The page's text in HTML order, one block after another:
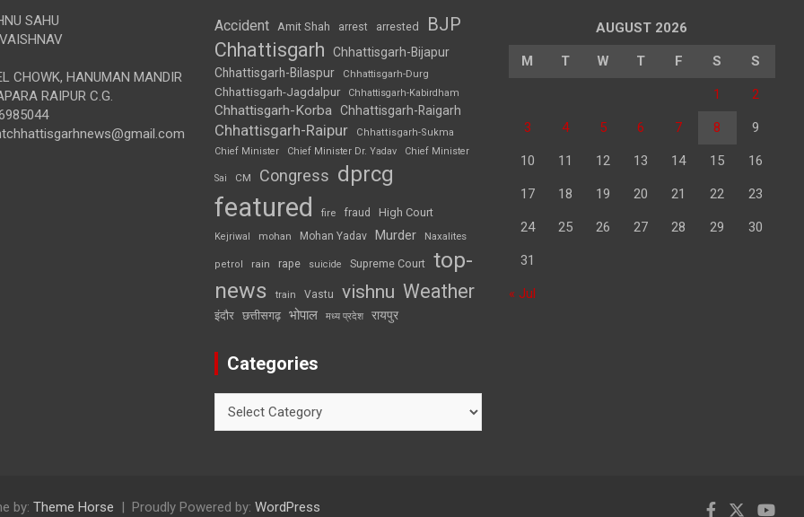
SAHU
CHOWK, HANUMAN MANDIR
RAIPUR C.G.
Accident Amit Shah arrest arrested BJP
Chhattisgarh
Chhattisgarh-Bijapur
Chhattisgarh-Bilaspur
Chhattisgarh-Durg
Chhattisgarh-Jagdalpur Chhattisgarh-Kabirdham
Chhattisgarh-Korba Chhattisgarh-Raigarh
Chhattisgarh-Raipur
Chhattisgarh-Sukma
Chief Minister
Chief Minister Dr. Yadav Chief Minister
Sai CM Congress dprcg
featured fire fraud High Court
Kejriwal mohan Mohan Yadav Murder Naxalites
petrol rain rape suicide Supreme Court top-
news
train Vastu vishnu Weather
इंदौर छत्तीसगढ़ भोपाल मध्य प्रदेश रायपुर
Categories
AUGUST 2026
M T W T F S S
1 2
3 4 5 6 7 8 9
10 11 12 13 14 15 16
17 18 19 20 21 22 23
24 25 26 27 28 29 30
31
« Jul
by: Theme Horse Proudly Powered by: WordPress